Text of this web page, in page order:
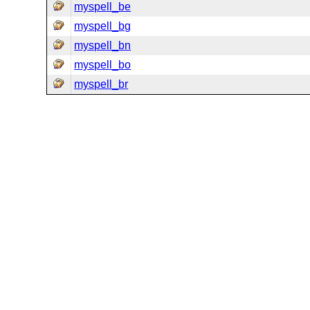
myspell_be
myspell_bg
myspell_bn
myspell_bo
myspell_br